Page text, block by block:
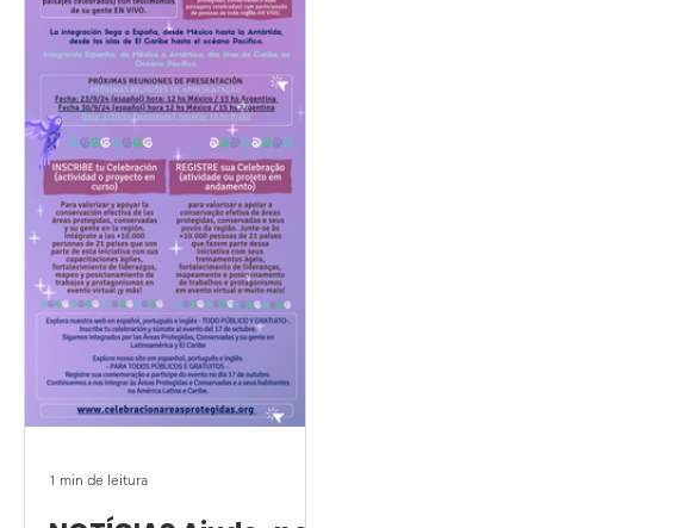
1 min de leitura